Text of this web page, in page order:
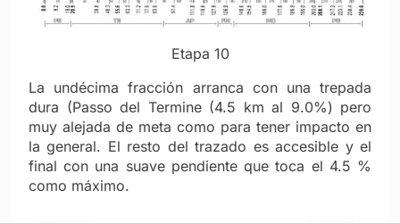
Etapa 10
La undécima fracción arranca con una trepada
dura (Passo del Termine (4.5 km al 9.0%) pero
muy alejada de meta como para tener impacto en
la general. El resto del trazado es accesible y el
final con una suave pendiente que toca el 4.5 %
como máximo.